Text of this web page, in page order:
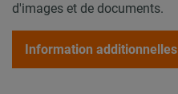
d'images et de documents.
Information additionnelles